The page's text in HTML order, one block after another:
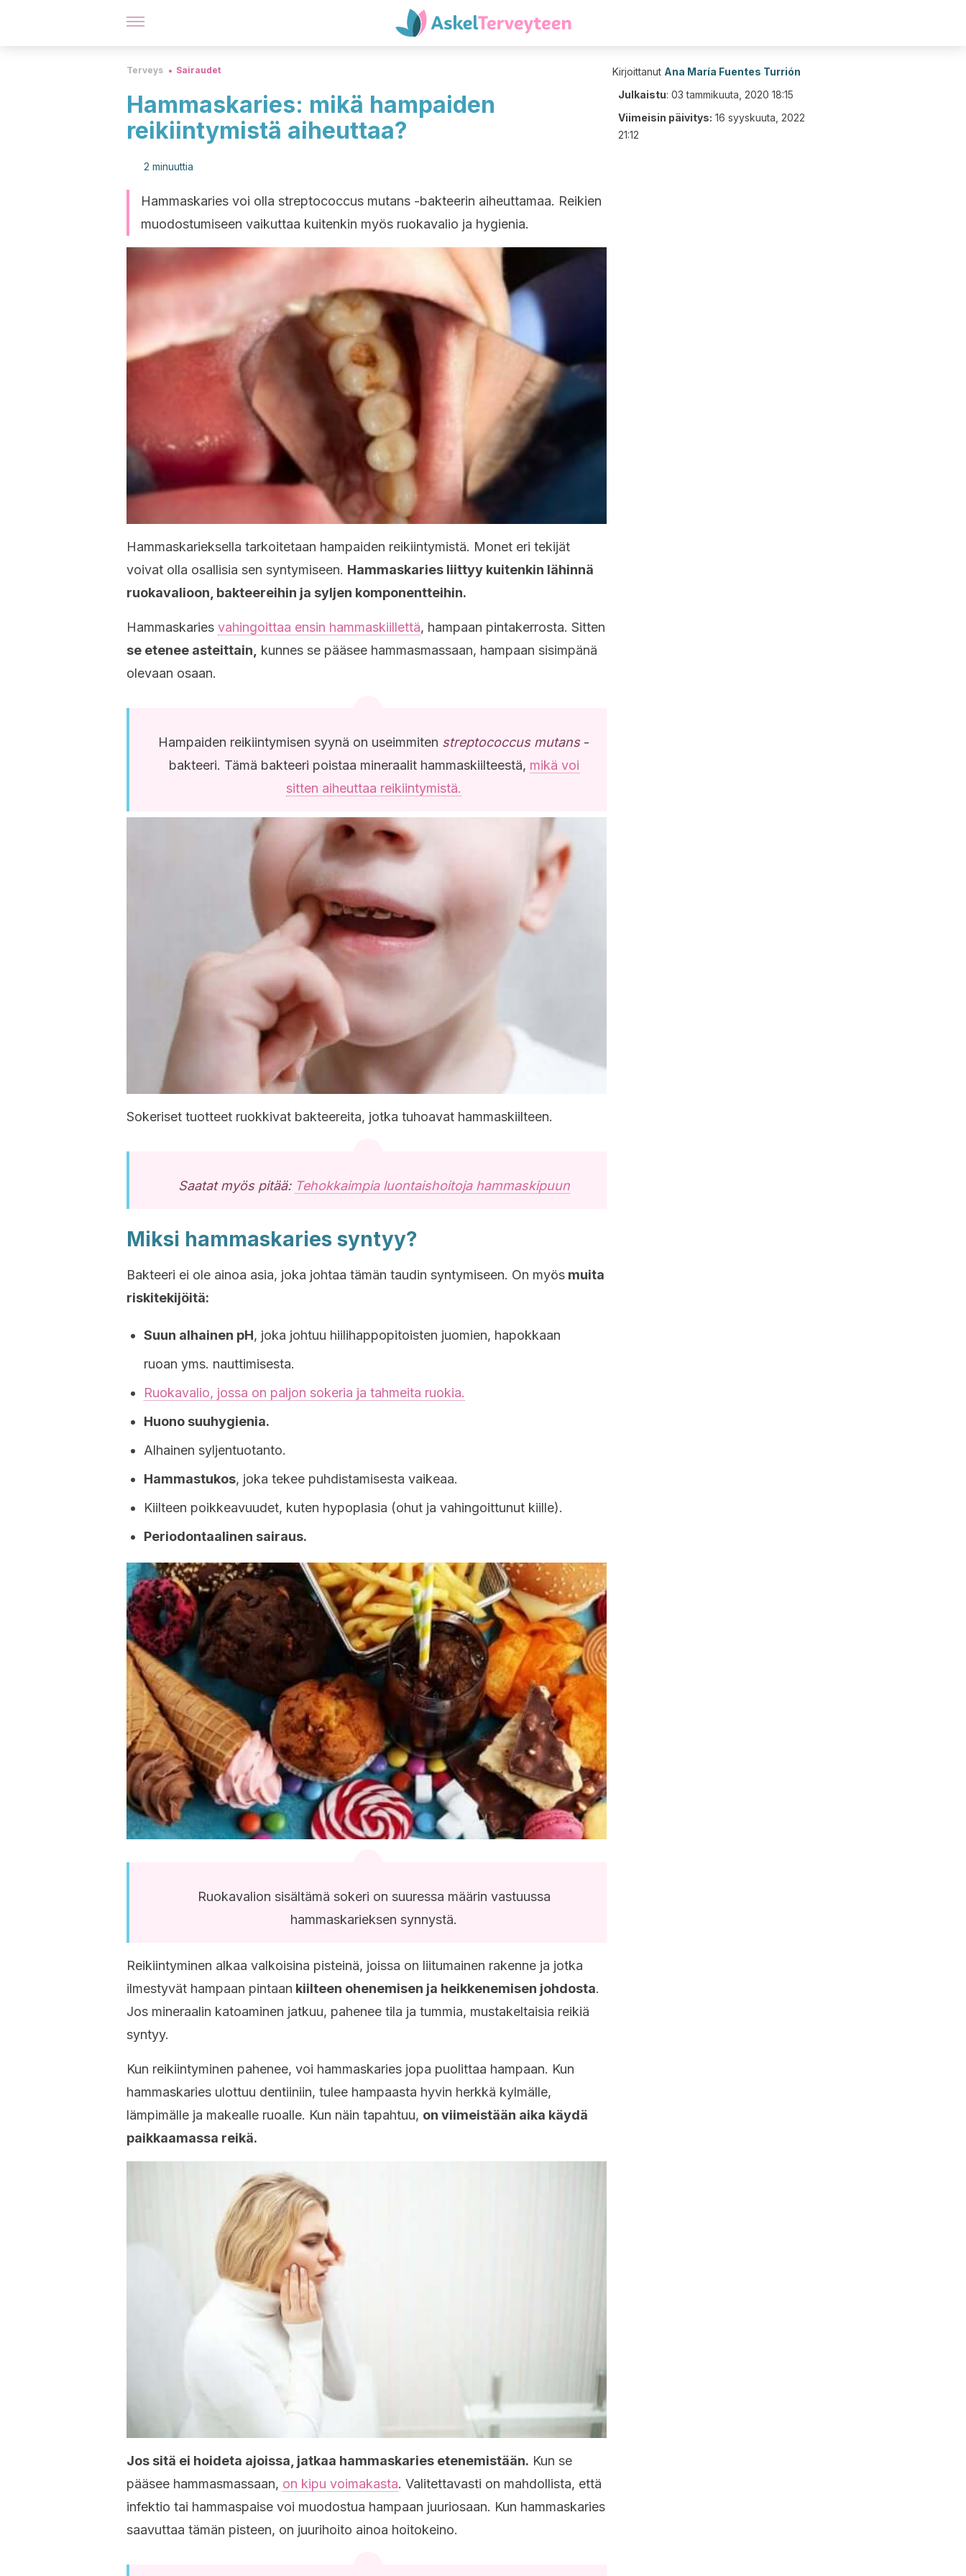
Terveys Sairaudet
Hammaskaries: mikä hampaiden
reikiintymistä aiheuttaa?
2 minuuttia
Hammaskaries voi olla streptococcus mutans -bakteerin aiheuttamaa. Reikien
muodostumiseen vaikuttaa kuitenkin myös ruokavalio ja hygienia.
Hammaskarieksella tarkoitetaan hampaiden reikiintymistä. Monet eri tekijät
voivat olla osallisia sen syntymiseen. Hammaskaries liittyy kuitenkin lähinnä
ruokavalioon, bakteereihin ja syljen komponentteihin.
Hammaskaries vahingoittaa ensin hammaskiillettä, hampaan pintakerrosta. Sitten
se etenee asteittain,
kunnes se pääsee hammasmassaan, hampaan sisimpänä
olevaan osaan.
Hampaiden reikiintymisen syynä on useimmiten streptococcus mutans-
bakteeri. Tämä bakteeri poistaa mineraalit hammaskiilteestä, mikä voi
sitten aiheuttaa reikiintymistä.
Sokeriset tuotteet ruokkivat bakteereita, jotka tuhoavat hammaskiilteen.
Saatat myös pitää: Tehokkaimpia luontaishoitoja hammaskipuun
Miksi hammaskaries syntyy?
Bakteeri ei ole ainoa asia, joka johtaa tämän taudin syntymiseen. On myös muita
riskitekijöitä:
Suun alhainen pH, joka johtuu hiilihappopitoisten juomien, hapokkaan
ruoan yms. nauttimisesta.
Ruokavalio, jossa on paljon sokeria ja tahmeita ruokia.
Huono suuhygienia.
Alhainen syljentuotanto.
Hammastukos, joka tekee puhdistamisesta vaikeaa.
Kiilteen poikkeavuudet, kuten hypoplasia (ohut ja vahingoittunut kiille).
Periodontaalinen sairaus.
Ruokavalion sisältämä sokeri on suuressa määrin vastuussa
hammaskarieksen synnystä.
Reikiintyminen alkaa valkoisina pisteinä, joissa on liitumainen rakenne ja jotka
ilmestyvät hampaan pintaan kiilteen ohenemisen ja heikkenemisen johdosta.
Jos mineraalin katoaminen jatkuu, pahenee tila ja tummia, mustakeltaisia reikiä
syntyy.
Kun reikiintyminen pahenee, voi hammaskaries jopa puolittaa hampaan. Kun
hammaskaries ulottuu dentiiniin, tulee hampaasta hyvin herkkä kylmälle,
lämpimälle ja makealle ruoalle. Kun näin tapahtuu, on viimeistään aika käydä
paikkaamassa reikä.
Jos sitä ei hoideta ajoissa, jatkaa hammaskaries etenemistään. Kun se
pääsee hammasmassaan, on kipu voimakasta. Valitettavasti on mahdollista, että
infektio tai hammaspaise voi muodostua hampaan juuriosaan. Kun hammaskaries
saavuttaa tämän pisteen, on juurihoito ainoa hoitokeino.
Kirjoittanut Ana María Fuentes Turrión
Julkaistu: 03 tammikuuta, 2020 18:15
Viimeisin päivitys: 16 syyskuuta, 2022
21:12